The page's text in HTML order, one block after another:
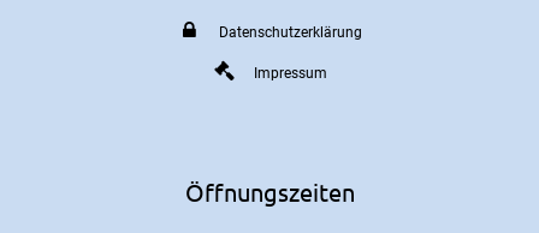
Datenschutzerklärung
Impressum
Öffnungszeiten